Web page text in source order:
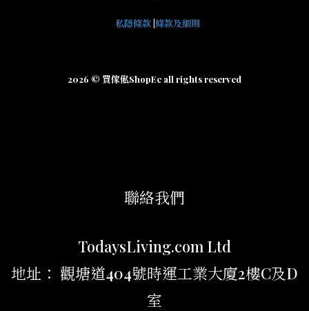
私隱條款 條款及細則
2026 © 買傢俬ShopEc all rights reserved
聯絡我們
TodaysLiving.com Ltd
地址： 觀塘道404號時運工業大廈2樓C及D
室